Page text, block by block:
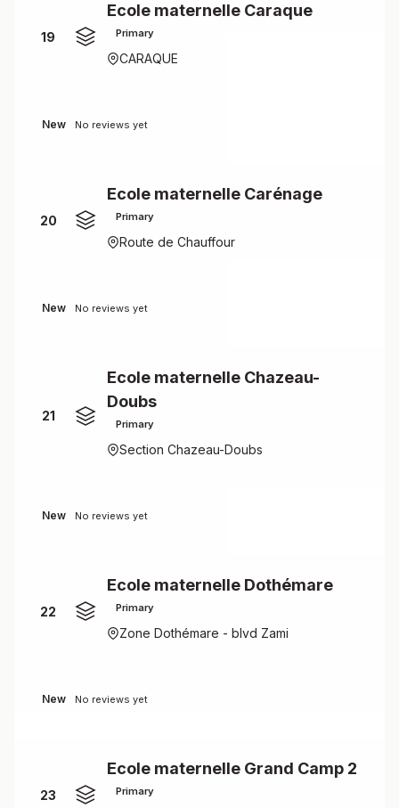
19
Ecole maternelle Caraque
Primary
CARAQUE
New No reviews yet
20
Ecole maternelle Carénage
Primary
Route de Chauffour
New No reviews yet
21
Ecole maternelle Chazeau-
Doubs
Primary
Section Chazeau-Doubs
New No reviews yet
22
Ecole maternelle Dothémare
Primary
Zone Dothémare - blvd Zami
New No reviews yet
23
Ecole maternelle Grand Camp 2
Primary